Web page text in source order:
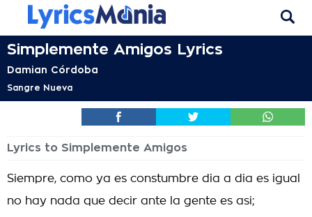
Simplemente Amigos Lyrics
Damian Córdoba
Sangre Nueva
Lyrics to Simplemente Amigos
Siempre, como ya es constumbre dia a dia es igual
no hay nada que decir ante la gente es asi;